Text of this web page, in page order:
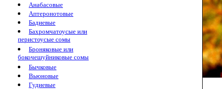
Анабасовые
Аптеронотовые
Бадиевые
Бахромчатоусые или
перистоусые сомы
Броняковые или
бокочешуйниковые сомы
Бычковые
Вьюновые
Гудиевые